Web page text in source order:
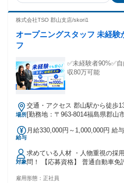
昇給あり 年1回（5,000円～） ◇
績） ※前職給与と経験を考慮の
株式会社TSO 郡山支店/skori1
オープニングスタッフ 未経験
フ
✅未経験者90%✅
収80万可能
場所
交通・アクセス 郡山駅から徒歩
[勤務地：〒963-8014福島県郡山
給与
月給330,000円～1,000,000円 給
われる通勤・皆勤・家族手当金
れるその他手当金額：なし ✅賞与年2回（6月・12月） ✅昇給
年2回（6月・12月） ✅インセン
対象
求めている人材 ・人物重視の採
問！ 【応募資格】 普通自動車免許（AT限定可）のみ！ 【活
売、不用品回収、 自動車買取店などでの勤務経験をお持ちの
雇用形態： 正社員